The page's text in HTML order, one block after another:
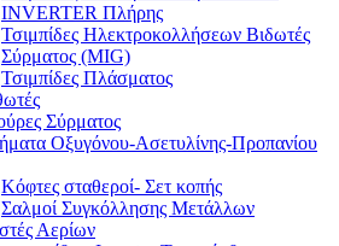
INVERTER Πλήρης
Τσιμπίδες Ηλεκτροκολλήσεων Βιδωτές
Σύρματος (MIG)
Τσιμπίδες Πλάσματος
Σύρματος
Οξυγόνου-Ασετυλίνης-Προπανίου
Κόφτες σταθεροί- Σετ κοπής
Σαλμοί Συγκόλλησης Μετάλλων
Αερίων